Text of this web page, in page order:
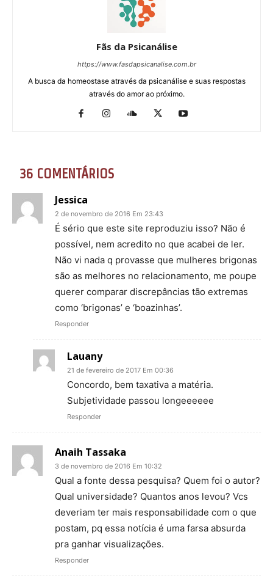
Fãs da Psicanálise
https://www.fasdapsicanalise.com.br
A busca da homeostase através da psicanálise e suas respostas
através do amor ao próximo.
36 COMENTÁRIOS
Jessica
2 de novembro de 2016 Em 23:43
É sério que este site reproduziu isso? Não é
possível, nem acredito no que acabei de ler.
Não vi nada q provasse que mulheres brigonas
são as melhores no relacionamento, me poupe
querer comparar discrepâncias tão extremas
como ‘brigonas’ e ‘boazinhas’.
Responder
Lauany
21 de fevereiro de 2017 Em 00:36
Concordo, bem taxativa a matéria.
Subjetividade passou longeeeeee
Responder
Anaih Tassaka
3 de novembro de 2016 Em 10:32
Qual a fonte dessa pesquisa? Quem foi o autor?
Qual universidade? Quantos anos levou? Vcs
deveriam ter mais responsabilidade com o que
postam, pq essa notícia é uma farsa absurda
pra ganhar visualizações.
Responder